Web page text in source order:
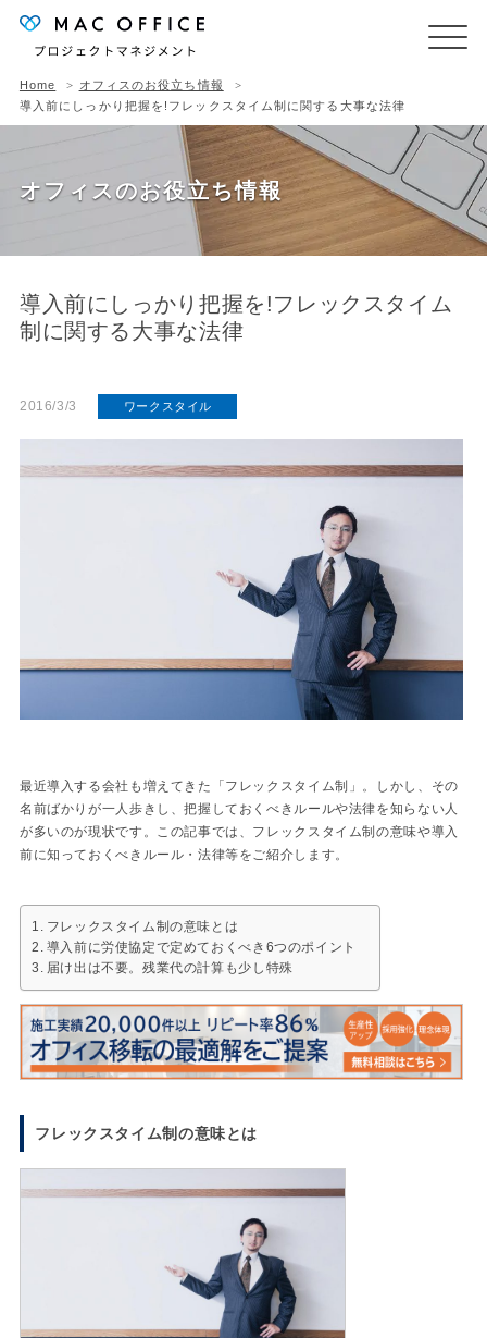
Home
オフィスのお役立ち情報
導入前にしっかり把握を!フレックスタイム制に関する大事な法律
オフィスのお役立ち情報
導入前にしっかり把握を!フレックスタイム
制に関する大事な法律
2016/3/3 ワークスタイル
最近導入する会社も増えてきた「フレックスタイム制」。しかし、その
名前ばかりが一人歩きし、把握しておくべきルールや法律を知らない人
が多いのが現状です。この記事では、フレックスタイム制の意味や導入
前に知っておくべきルール・法律等をご紹介します。
フレックスタイム制の意味とは
導入前に労使協定で定めておくべき6つのポイント
届け出は不要。残業代の計算も少し特殊
フレックスタイム制の意味とは